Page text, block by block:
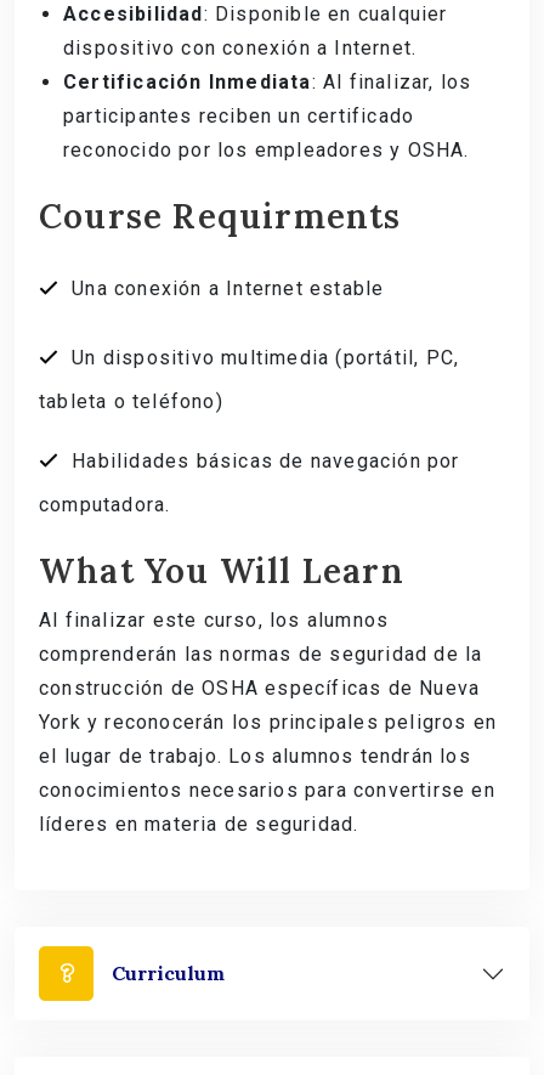
Accesibilidad: Disponible en cualquier
dispositivo con conexión a Internet.
Certificación Inmediata: Al finalizar, los
participantes reciben un certificado
reconocido por los empleadores y OSHA.
Course Requirments
Una conexión a Internet estable
Un dispositivo multimedia (portátil, PC,
tableta o teléfono)
Habilidades básicas de navegación por
computadora.
What You Will Learn
Al finalizar este curso, los alumnos
comprenderán las normas de seguridad de la
construcción de OSHA específicas de Nueva
York y reconocerán los principales peligros en
el lugar de trabajo. Los alumnos tendrán los
conocimientos necesarios para convertirse en
líderes en materia de seguridad.
Curriculum